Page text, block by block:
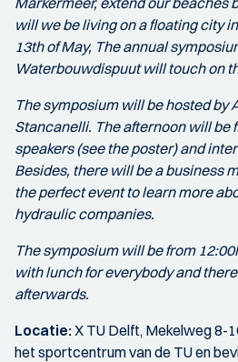
will we be living on a floating city
13th of May, The annual
Waterbouwdispuut will touch on
The symposium will be hosted by
Stancanelli. The afternoon will be
speakers (see the poster) and
Besides, there will be a business
the perfect event to learn more
hydraulic companies.
The symposium will be from
with lunch for everybody and
afterwards.
Locatie:X TU Delft, Mekelweg 8-
het sportcentrum van de TU en